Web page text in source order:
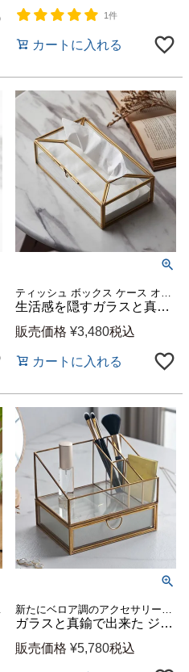
1件
カートに入れる
生活感を隠すガラスと真鍮のティッシュケース ふた付き 約W22×D11.5×H6.2cm ソフトパック対応 [67110]
販売価格 ¥3,480税込
カートに入れる
ガラスと真鍮で出来た ジュエリーボックス＆ブラシスタンドセット
販売価格 ¥5,780税込